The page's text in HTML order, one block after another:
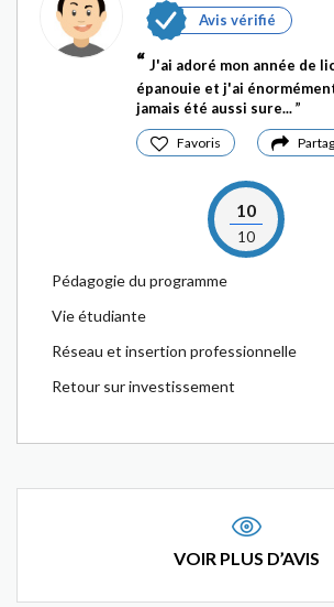
Avis vérifié
J'ai adoré mon année de
épanouie et j'ai
jamais été aussi sure...
Favoris
10
10
Pédagogie du programme
Vie étudiante
Réseau et insertion professionnelle
Retour sur investissement
VOIR PLUS D’AVIS